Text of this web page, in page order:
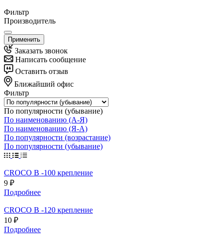
Фильтр
Производитель
Применить
Заказать звонок
Написать сообщение
Оставить отзыв
Ближайший офис
Фильтр
По популярности (убывание)
По наименованию (А-Я)
По наименованию (Я-А)
По популярности (возрастание)
По популярности (убывание)
CROCO В -100 крепление
9 ₽
Подробнее
CROCO В -120 крепление
10 ₽
Подробнее